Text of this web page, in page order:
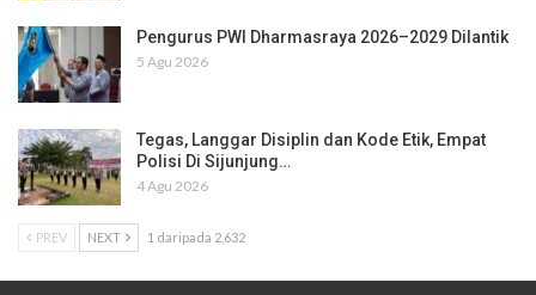
Pengurus PWI Dharmasraya 2026–2029 Dilantik
5 Agu 2026
Tegas, Langgar Disiplin dan Kode Etik, Empat
Polisi Di Sijunjung…
4 Agu 2026
PREV NEXT 1 daripada 2,632